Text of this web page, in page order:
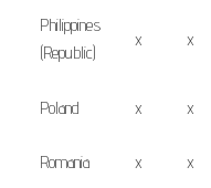
Philippines
(Republic)
x x
Poland
x x
Romania x x